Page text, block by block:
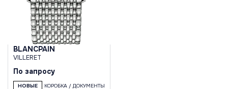
BLANCPAIN
VILLERET
По запросу
НОВЫЕ КОРОБКА / ДОКУМЕНТЫ